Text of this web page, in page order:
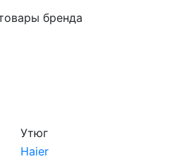
бренда
Утюг
Haier